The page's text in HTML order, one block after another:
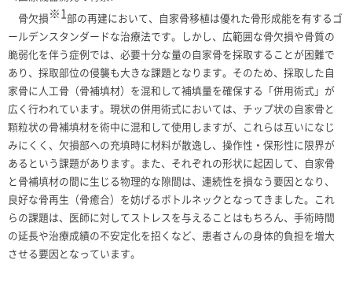
骨欠損※1部の再建において、自家骨移植は優れた骨形成能を有するゴ
ールデンスタンダードな治療法です。しかし、広範囲な骨欠損や骨質の
脆弱化を伴う症例では、必要十分な量の自家骨を採取することが困難で
あり、採取部位の侵襲も大きな課題となります。そのため、採取した自
家骨に人工骨（骨補填材）を混和して補填量を確保する「併用術式」が
広く行われています。現状の併用術式においては、チップ状の自家骨と
顆粒状の骨補填材を術中に混和して使用しますが、これらは互いになじ
みにくく、欠損部への充填時に材料が散逸し、操作性・保形性に限界が
あるという課題があります。また、それぞれの形状に起因して、自家骨
と骨補填材の間に生じる物理的な隙間は、連続性を損なう要因となり、
良好な骨再生（骨癒合）を妨げるボトルネックとなってきました。これ
らの課題は、医師に対してストレスを与えることはもちろん、手術時間
の延長や治療成績の不安定化を招くなど、患者さんの身体的負担を増大
させる要因となっています。